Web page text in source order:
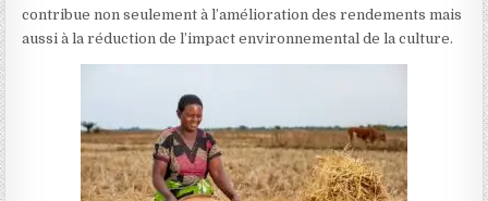
contribue non seulement à l’amélioration des rendements mais
aussi à la réduction de l’impact environnemental de la culture.